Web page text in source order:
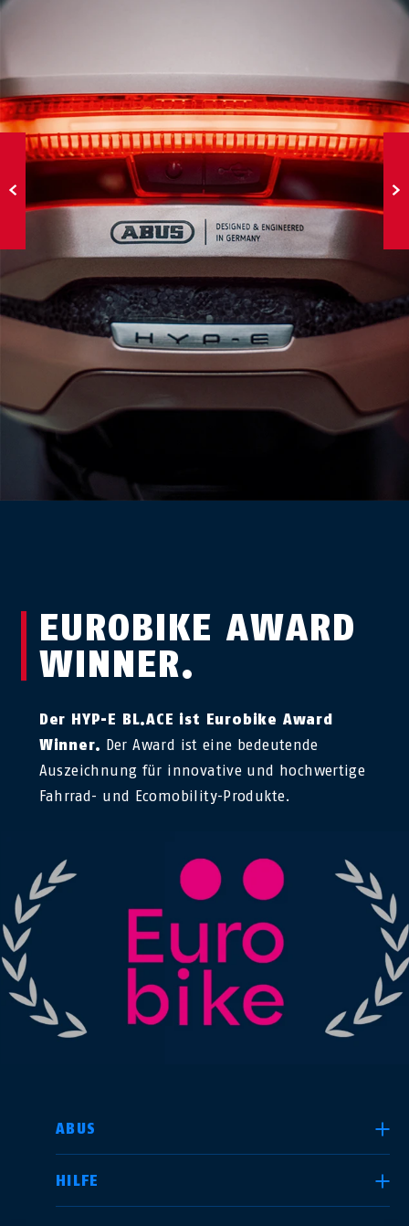
EUROBIKE AWARD
WINNER.
Der HYP-E BL.ACE ist Eurobike Award
Winner. Der Award ist eine bedeutende
Auszeichnung für innovative und hochwertige
Fahrrad- und Ecomobility-Produkte.
ABUS
HILFE
LAND AUSWÄHLEN